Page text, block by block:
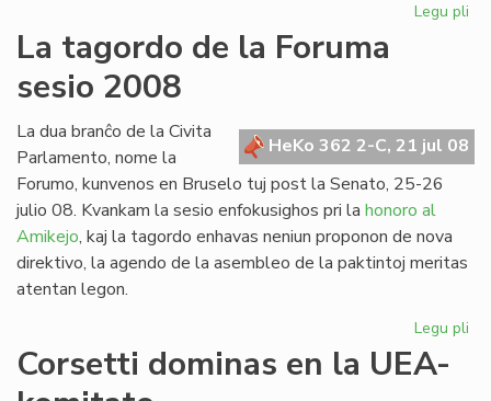
Legu pli
La tagordo de la Foruma
sesio 2008
HeKo 362 2-C, 21 jul 08
La dua branĉo de la Civita
Parlamento, nome la
Forumo, kunvenos en Bruselo tuj post la Senato, 25-26
julio 08. Kvankam la sesio enfokusighos pri la honoro al
Amikejo, kaj la tagordo enhavas neniun proponon de nova
direktivo, la agendo de la asembleo de la paktintoj meritas
atentan legon.
Legu pli
Corsetti dominas en la UEA-